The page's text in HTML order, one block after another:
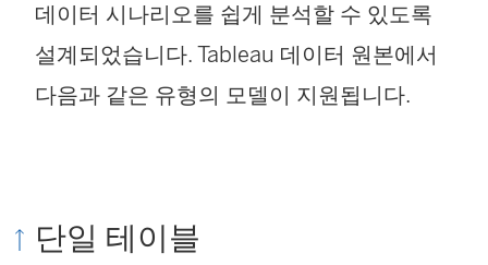
데이터 시나리오를 쉽게 분석할 수 있도록
설계되었습니다. Tableau 데이터 원본에서
다음과 같은 유형의 모델이 지원됩니다.
단일 테이블